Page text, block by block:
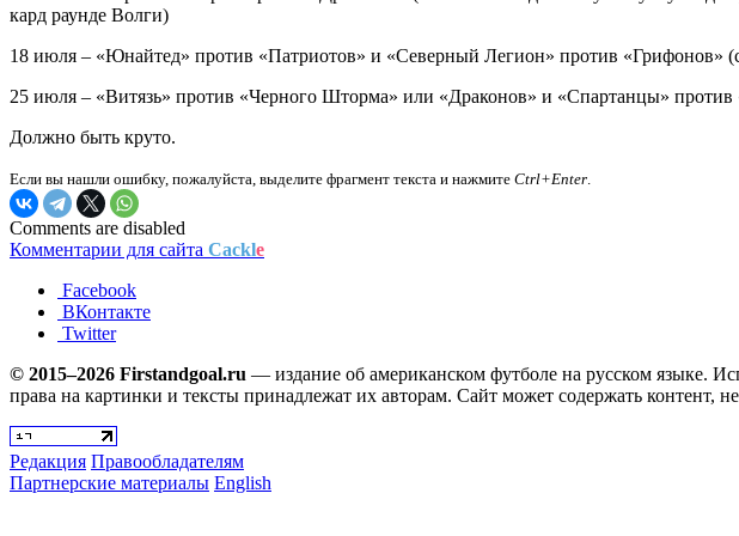
кард раунде Волги)
18 июля – «Юнайтед» против «Патриотов» и «Северный Легион» против «Грифонов»
25 июля – «Витязь» против «Черного Шторма» или «Драконов» и «Спартанцы»
Должно быть круто.
Если вы нашли ошибку, пожалуйста, выделите фрагмент текста и нажмите Ctrl+Enter.
Comments are disabled
Комментарии для сайта Cackle
Facebook
ВКонтакте
Twitter
© 2015–2026 Firstandgoal.ru — издание об американском футболе на русском языке.
права на картинки и тексты принадлежат их авторам. Сайт может содержать контент,
Редакция Правообладателям
Партнерские материалы English